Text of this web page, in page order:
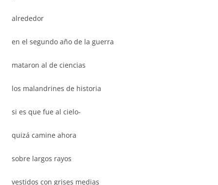
alrededor
en el segundo año de la guerra
mataron al de ciencias
los malandrines de historia
si es que fue al cielo-
quizá camine ahora
sobre largos rayos
vestidos con grises medias